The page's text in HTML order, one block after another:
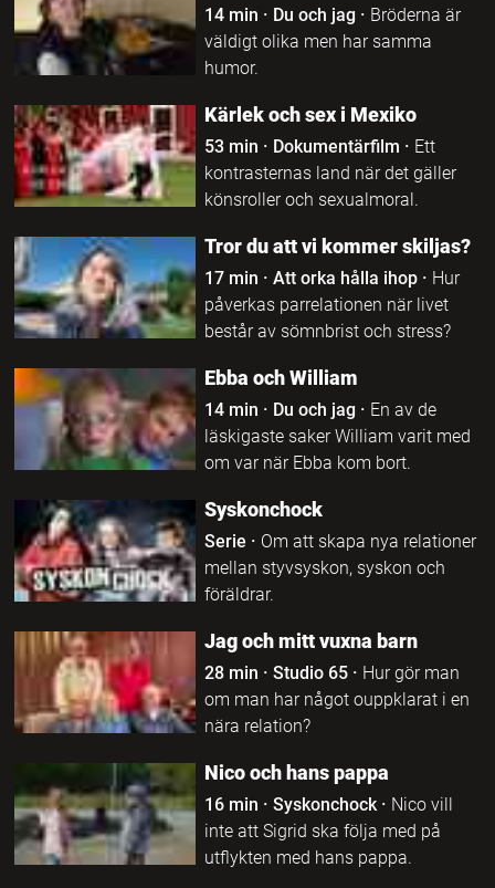
14 min · Du och jag · Bröderna är
väldigt olika men har samma
humor.
Kärlek och sex i Mexiko
53 min · Dokumentärfilm · Ett
kontrasternas land när det gäller
könsroller och sexualmoral.
Tror du att vi kommer skiljas?
17 min · Att orka hålla ihop· Hur
påverkas parrelationen när livet
består av sömnbrist och stress?
Ebba och William
14 min · Du och jag · En av de
läskigaste saker William varit med
om var när Ebba kom bort.
Syskonchock
Serie · Om att skapa nya relationer
mellan styvsyskon, syskon och
föräldrar.
Jag och mitt vuxna barn
28 min · Studio 65· Hur gör man
om man har något ouppklarat i en
nära relation?
Nico och hans pappa
16 min · Syskonchock· Nico vill
inte att Sigrid ska följa med på
utflykten med hans pappa.